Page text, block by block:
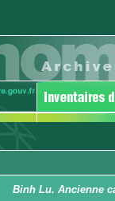
Binh Lu. Ancienne